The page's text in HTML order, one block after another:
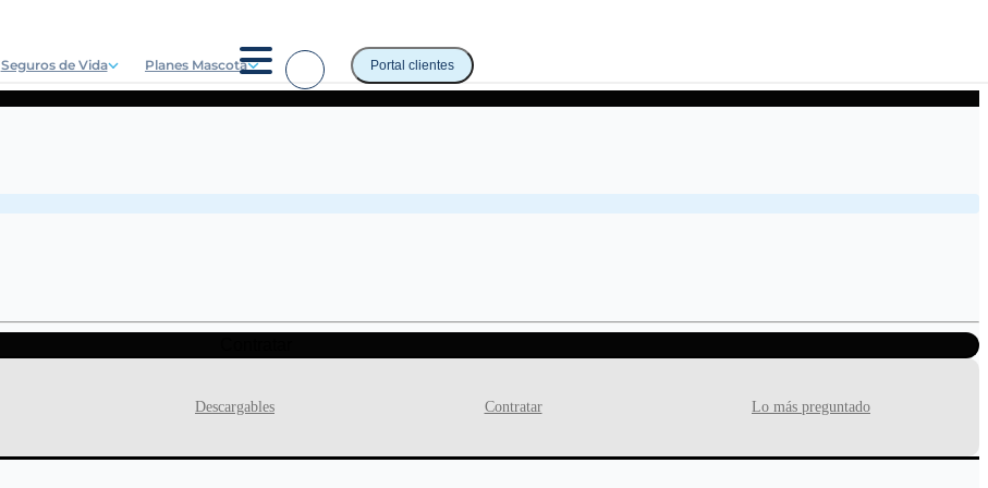
Seguros de Vida Planes Mascota Portal clientes
Descargables Contratar Lo más preguntado